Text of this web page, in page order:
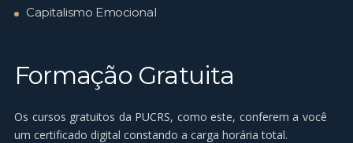
Capitalismo Emocional
Formação Gratuita
Os cursos gratuitos da PUCRS, como este, conferem a você
um certificado digital constando a carga horária total.